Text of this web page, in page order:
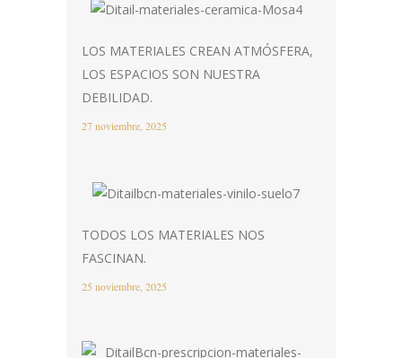
LOS MATERIALES CREAN ATMÓSFERA,
LOS ESPACIOS SON NUESTRA
DEBILIDAD.
27 noviembre, 2025
TODOS LOS MATERIALES NOS
FASCINAN.
25 noviembre, 2025